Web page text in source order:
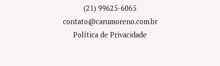
(21) 99625-6065
contato@carumoreno.com.br
Política de Privacidade